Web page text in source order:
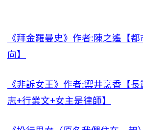
《拜金羅曼史》作者:陳之遙【
向】
《非訴女王》作者:禦井烹香【
志+行業文+女主是律師】